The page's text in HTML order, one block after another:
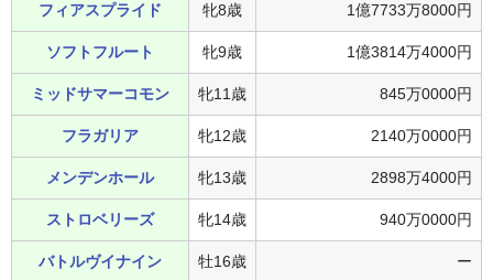
フィアスプライド 牝8歳 1億7733万8000円
ソフトフルート 牝9歳 1億3814万4000円
ミッドサマーコモン 牝11歳 845万0000円
フラガリア 牝12歳 2140万0000円
メンデンホール 牝13歳 2898万4000円
ストロベリーズ 牝14歳 940万0000円
バトルヴイナイン 牡16歳 ー